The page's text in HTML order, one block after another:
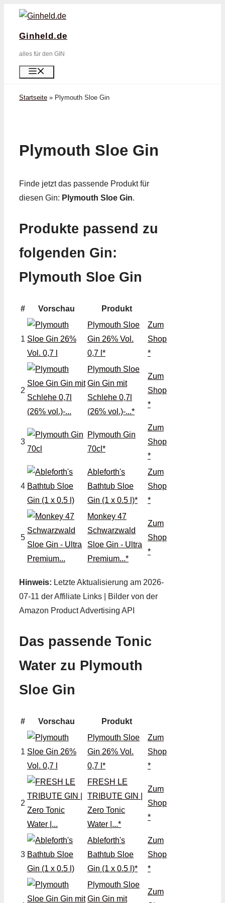
Zum
springen
Ginheld.de
alles für den GIN
Startseite » Plymouth Sloe Gin
Plymouth Sloe Gin
Finde jetzt das passende Produkt für
diesen Gin: Plymouth Sloe Gin.
Produkte passend zu
folgenden Gin:
Plymouth Sloe Gin
# Vorschau Produkt
1
Plymouth Sloe
Gin 26% Vol.
0,7 l*
Zum
Shop
*
2
Plymouth Sloe
Gin Gin mit
Schlehe 0,7l
(26% vol.)-...*
Zum
Shop
*
3
Plymouth Gin
70cl*
Zum
Shop
*
4
Ableforth's
Bathtub Sloe
Gin (1 x 0.5 l)*
Zum
Shop
*
5
Monkey 47
Schwarzwald
Sloe Gin - Ultra
Premium...*
Zum
Shop
*
Hinweis: Letzte Aktualisierung am 2026-
07-11 der Affiliate Links | Bilder von der
Amazon Product Advertising API
Das passende Tonic
Water zu Plymouth
Sloe Gin
# Vorschau Produkt
1
Plymouth Sloe
Gin 26% Vol.
0,7 l*
Zum
Shop
*
2
FRESH LE
TRIBUTE GIN |
Zero Tonic
Water |...*
Zum
Shop
*
3
Ableforth's
Bathtub Sloe
Gin (1 x 0.5 l)*
Zum
Shop
*
Plymouth Sloe
Gin Gin mit
Zum